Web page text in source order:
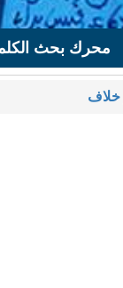
محرك بحث
خلاف